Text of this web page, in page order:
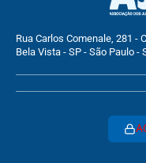
Rua Carlos Comenale, 281 -
Bela Vista - SP - São Paulo -